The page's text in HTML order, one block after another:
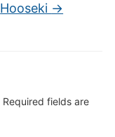
Hooseki →
Required fields are